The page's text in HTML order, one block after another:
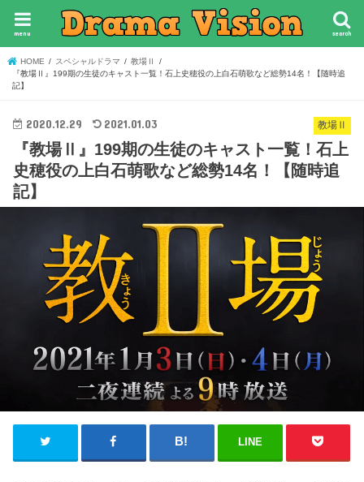
search
menu
HOME スペシャルドラマ
教場Ⅱ
『教場Ⅱ』199期の生徒のキャスト一覧！石上史穂役の上白石萌歌など総勢14名！【随時追
記】
教場Ⅱ
2020.12.29 2021.01.03
『教場Ⅱ』199期の生徒のキャスト一覧！石上
史穂役の上白石萌歌など総勢14名！【随時追
記】
LINE